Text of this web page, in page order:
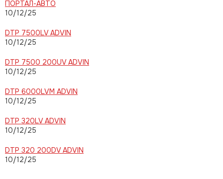
ПОРТАЛ-АВТО
10/12/25
DTP 7500LV ADVIN
10/12/25
DTP 7500 200UV ADVIN
10/12/25
DTP 6000LVM ADVIN
10/12/25
DTP 320LV ADVIN
10/12/25
DTP 320 200DV ADVIN
10/12/25